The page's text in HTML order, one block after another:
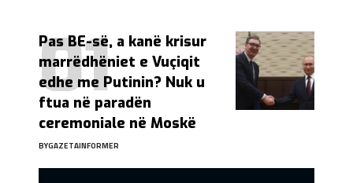
Pas BE-së, a kanë krisur
marrëdhëniet e Vuçiqit
edhe me Putinin? Nuk u
ftua në paradën
ceremoniale në Moskë
BYGAZETAINFORMER